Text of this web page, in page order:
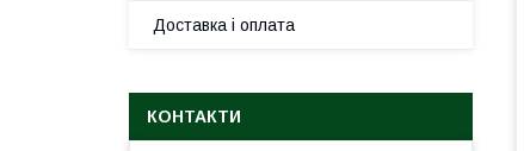
Доставка і оплата
КОНТАКТИ